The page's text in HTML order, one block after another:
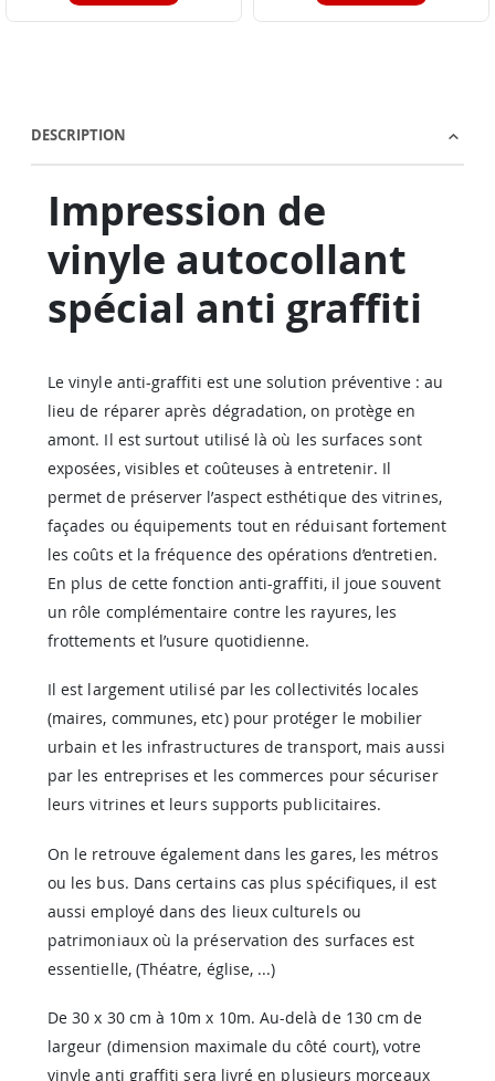
DESCRIPTION
Impression de
vinyle autocollant
spécial anti graffiti
Le vinyle anti-graffiti est une solution préventive : au
lieu de réparer après dégradation, on protège en
amont. Il est surtout utilisé là où les surfaces sont
exposées, visibles et coûteuses à entretenir. Il
permet de préserver l’aspect esthétique des vitrines,
façades ou équipements tout en réduisant fortement
les coûts et la fréquence des opérations d’entretien.
En plus de cette fonction anti-graffiti, il joue souvent
un rôle complémentaire contre les rayures, les
frottements et l’usure quotidienne.
Il est largement utilisé par les collectivités locales
(maires, communes, etc) pour protéger le mobilier
urbain et les infrastructures de transport, mais aussi
par les entreprises et les commerces pour sécuriser
leurs vitrines et leurs supports publicitaires.
On le retrouve également dans les gares, les métros
ou les bus. Dans certains cas plus spécifiques, il est
aussi employé dans des lieux culturels ou
patrimoniaux où la préservation des surfaces est
essentielle, (Théatre, église, ...)
De 30 x 30 cm à 10m x 10m. Au-delà de 130 cm de
largeur (dimension maximale du côté court), votre
vinyle anti graffiti sera livré en plusieurs morceaux